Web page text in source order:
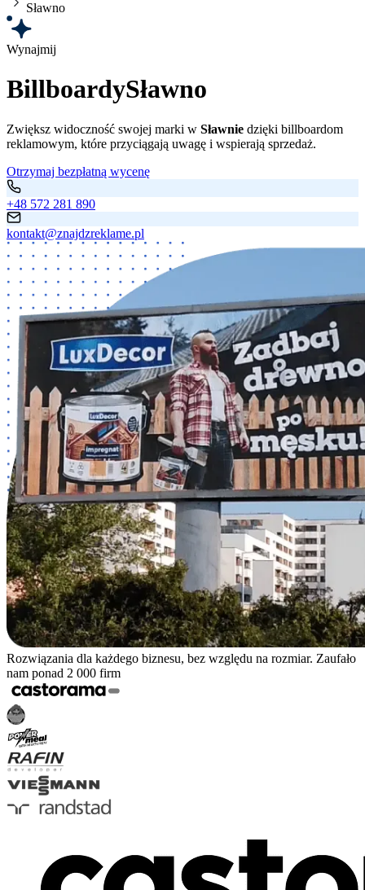
Sławno
Wynajmij
BillboardySławno
Zwiększ widoczność swojej marki w Sławnie dzięki billboardom
reklamowym, które przyciągają uwagę i wspierają sprzedaż.
Otrzymaj bezpłatną wycenę
+48 572 281 890
kontakt@znajdzreklame.pl
Rozwiązania dla każdego biznesu, bez względu na rozmiar. Zaufało
nam ponad 2 000 firm